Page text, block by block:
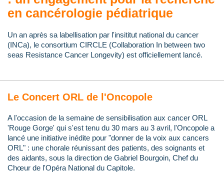
en cancérologie pédiatrique
Un an après sa labellisation par l'insititut national du cancer
(INCa), le consortium CIRCLE (Collaboration In between two
seas Resistance Cancer Longevity) est officiellement lancé.
Le Concert ORL de l'Oncopole
A l'occasion de la semaine de sensibilisation aux cancer ORL
'Rouge Gorge' qui s'est tenu du 30 mars au 3 avril, l'Oncopole a
lancé une initiative inédite pour "donner de la voix aux cancers
ORL" : une chorale réunissant des patients, des soignants et
des aidants, sous la direction de Gabriel Bourgoin, Chef du
Chœur de l'Opéra National du Capitole.